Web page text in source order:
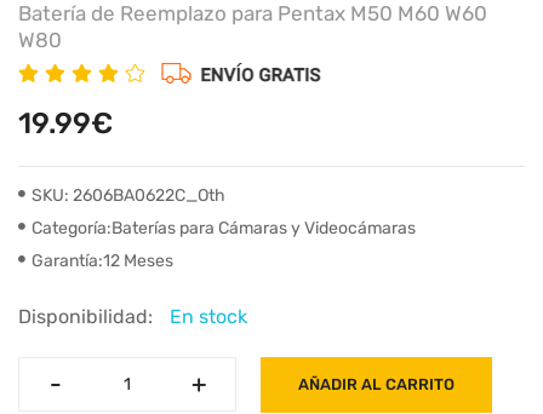
Batería de Reemplazo para Pentax M50 M60 W60
W80
19.99€
SKU: 2606BA0622C_Oth
Categoría:Baterías para Cámaras y Videocámaras
Garantía:12 Meses
Disponibilidad: En stock
- +
- + AÑADIR AL CARRITO